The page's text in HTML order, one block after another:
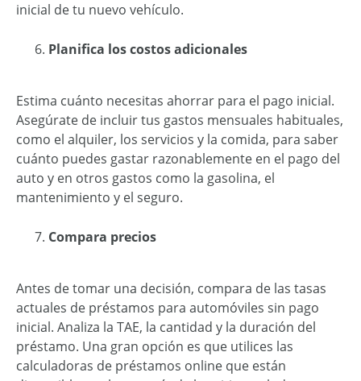
inicial de tu nuevo vehículo.
Planifica los costos adicionales
Estima cuánto necesitas ahorrar para el pago inicial.
Asegúrate de incluir tus gastos mensuales habituales,
como el alquiler, los servicios y la comida, para saber
cuánto puedes gastar razonablemente en el pago del
auto y en otros gastos como la gasolina, el
mantenimiento y el seguro.
Compara precios
Antes de tomar una decisión, compara de las tasas
actuales de préstamos para automóviles sin pago
inicial. Analiza la TAE, la cantidad y la duración del
préstamo. Una gran opción es que utilices las
calculadoras de préstamos online que están